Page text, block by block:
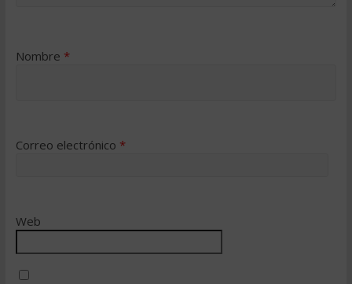
Nombre *
Correo electrónico *
Web